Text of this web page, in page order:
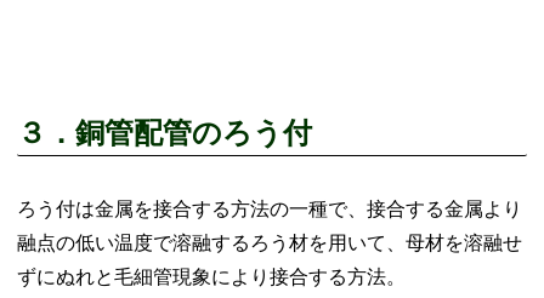
３．銅管配管のろう付
ろう付は金属を接合する方法の一種で、接合する金属より
融点の低い温度で溶融するろう材を用いて、母材を溶融せ
ずにぬれと毛細管現象により接合する方法。